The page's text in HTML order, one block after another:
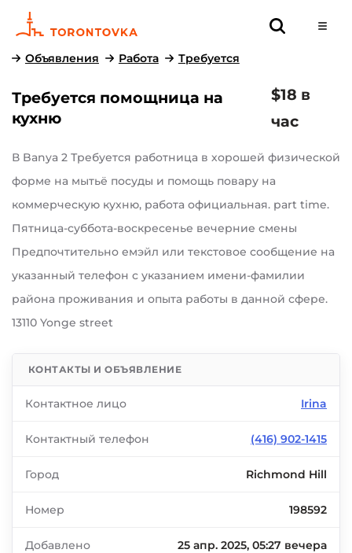
Объявления Работа Требуется
Требуется помощница на
кухню
$18 в
час
В Banya 2 Требуется работница в хорошей физической
форме на мытьё посуды и помощь повару на
коммерческую кухню, работа официальная. part time.
Пятница-суббота-воскресенье вечерние смены
Предпочтительно емэйл или текстовое сообщение на
указанный телефон с указанием имени-фамилии
района проживания и опыта работы в данной сфере.
13110 Yonge street
КОНТАКТЫ И ОБЪЯВЛЕНИЕ
Контактное лицо Irina
Контактный телефон (416) 902-1415
Город Richmond Hill
Номер 198592
Добавлено 25 апр. 2025, 05:27 вечера